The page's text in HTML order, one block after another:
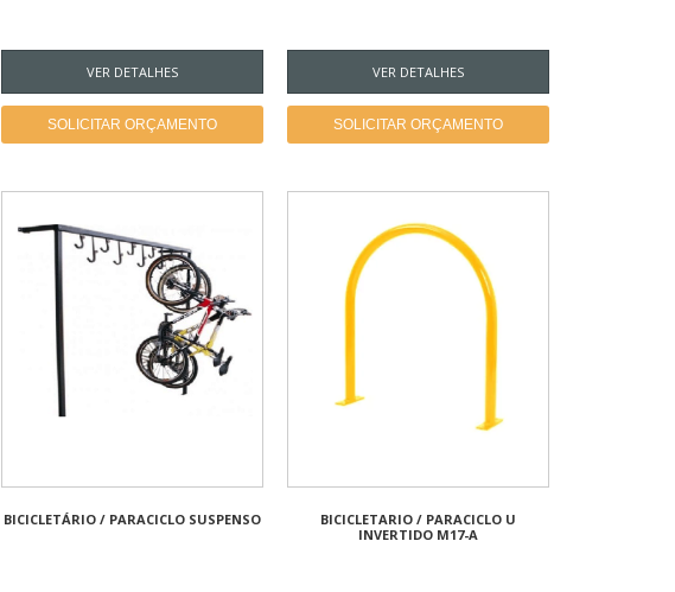
VER DETALHES
SOLICITAR ORÇAMENTO
VER DETALHES
SOLICITAR ORÇAMENTO
BICICLETÁRIO / PARACICLO SUSPENSO
BICICLETARIO / PARACICLO U
INVERTIDO M17-A